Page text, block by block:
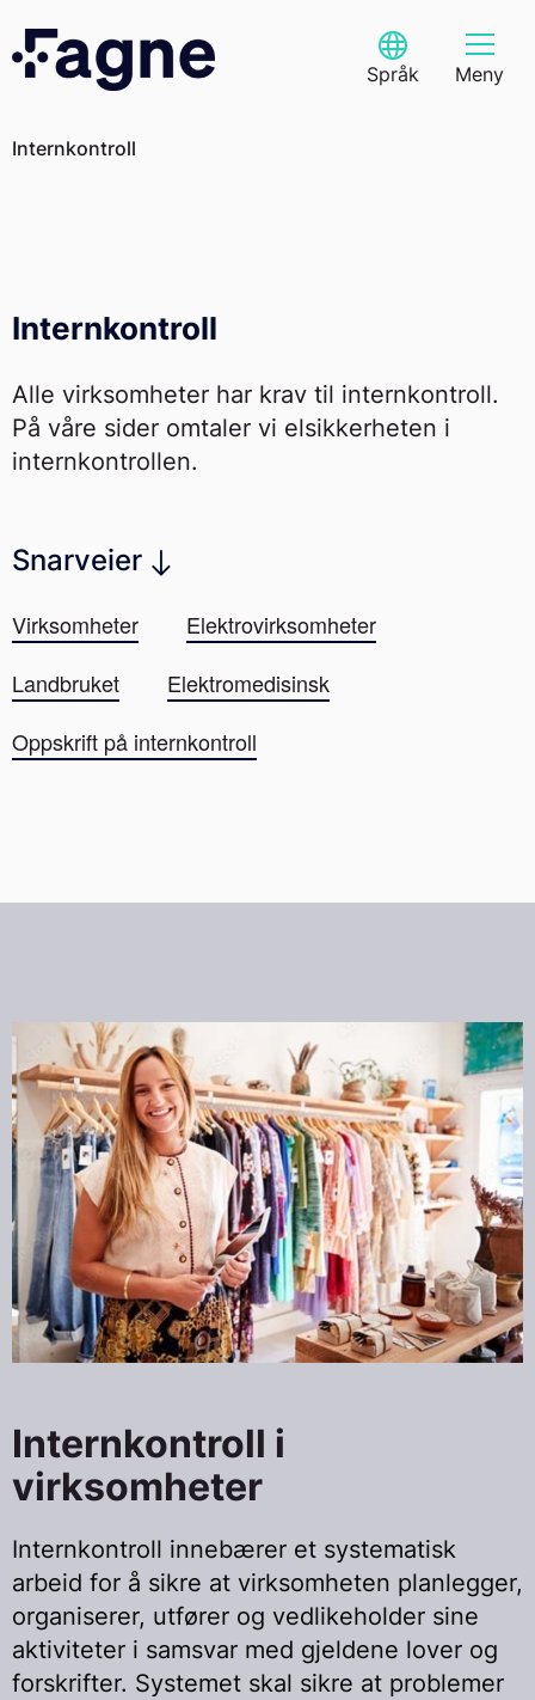
content
Språk
Select Language
Meny
Internkontroll
Internkontroll
Alle virksomheter har krav til internkontroll.
På våre sider omtaler vi elsikkerheten i
internkontrollen.
Snarveier
Virksomheter
Elektrovirksomheter
Landbruket
Elektromedisinsk
Oppskrift på internkontroll
Internkontroll i
virksomheter
Internkontroll innebærer et systematisk
arbeid for å sikre at virksomheten planlegger,
organiserer, utfører og vedlikeholder sine
aktiviteter i samsvar med gjeldene lover og
forskrifter. Systemet skal sikre at problemer